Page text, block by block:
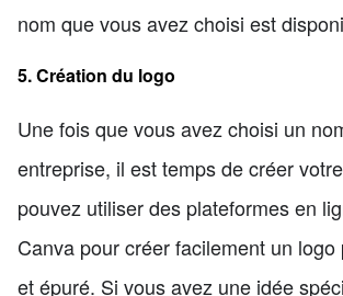
nom que vous avez choisi est
5. Création du logo
Une fois que vous avez choisi un
entreprise, il est temps de créer
pouvez utiliser des plateformes en
Canva pour créer facilement un logo
et épuré. Si vous avez une idée